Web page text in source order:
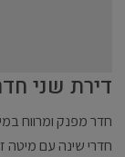
דירת שני
חדר מפנק ומרווח
חדרי שינה עם מיטה